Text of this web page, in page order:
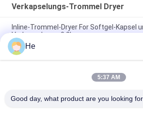
Verkapselungs-Trommel Dryer
Inline-Trommel-Dryer For Softgel-Kapsel
Verkapselungs-0.2kw
730*1000mm Softgel Kapsel-
trockenere Maschine für Verkapselungs-
700*1030mm Softgel Kapsel, die
He
5:37 AM
Good day, what product are you looking